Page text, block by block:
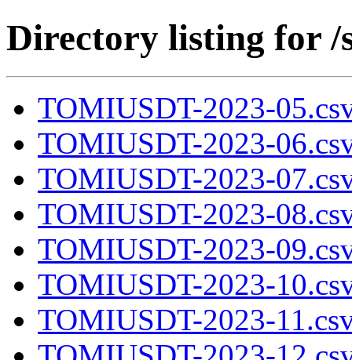
Directory listing for
TOMIUSDT-2023-
TOMIUSDT-2023-
TOMIUSDT-2023-
TOMIUSDT-2023-
TOMIUSDT-2023-
TOMIUSDT-2023-
TOMIUSDT-2023-